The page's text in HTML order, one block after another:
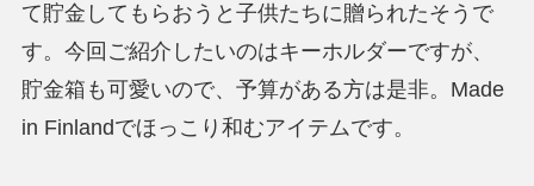
て貯金してもらおうと子供たちに贈られたそうで
す。今回ご紹介したいのはキーホルダーですが、
貯金箱も可愛いので、予算がある方は是非。Made
in Finlandでほっこり和むアイテムです。